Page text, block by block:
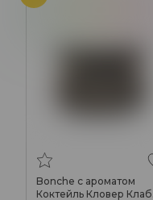
Bonche с ароматом
Коктейль Кловер Клаб